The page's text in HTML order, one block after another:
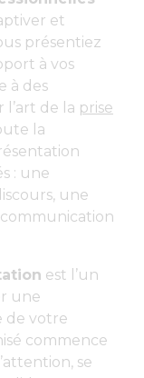
et
présentiez
à vos
à des
l’art de la prise
la
: une
une
est l’un
une
de votre
commence
se